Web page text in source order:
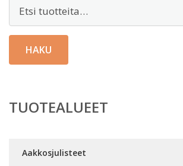
Etsi:
HAKU
TUOTEALUEET
Aakkosjulisteet